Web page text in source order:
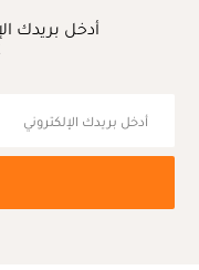
أدخل بريدك